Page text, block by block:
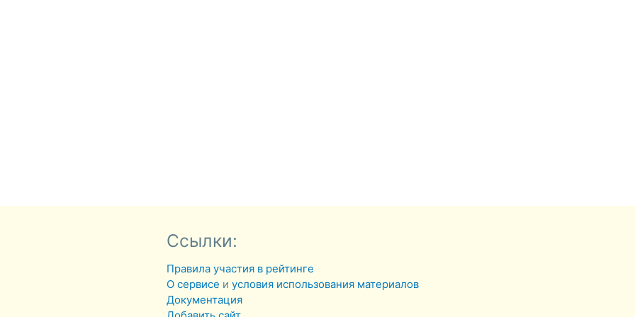
Ссылки:
Правила участия в рейтинге
О сервисе иусловия использования материалов
Документация